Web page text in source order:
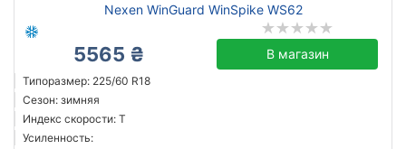
Nexen WinGuard WinSpike WS62
5565 ₴ В магазин
Типоразмер: 225/60 R18
Сезон: зимняя
Индекс скорости: T
Усиленность: